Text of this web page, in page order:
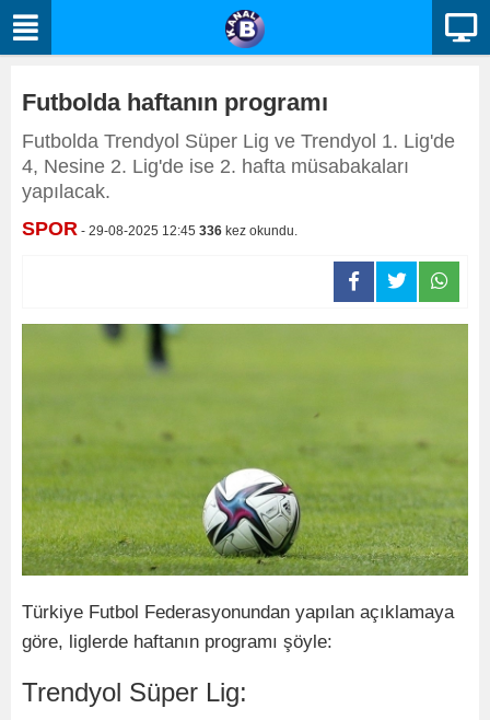
Futbolda haftanın programı
Futbolda Trendyol Süper Lig ve Trendyol 1. Lig'de
4, Nesine 2. Lig'de ise 2. hafta müsabakaları
yapılacak.
SPOR - 29-08-2025 12:45 336 kez okundu.
Türkiye Futbol Federasyonundan yapılan açıklamaya
göre, liglerde haftanın programı şöyle:
Trendyol Süper Lig: